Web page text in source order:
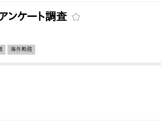
ンケート調査
海外勤務